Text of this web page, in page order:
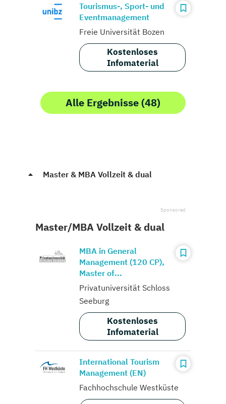
Tourismus-, Sport- und
Eventmanagement
Freie Universität Bozen
Kostenloses
Infomaterial
Alle Ergebnisse (48)
Master & MBA Vollzeit & dual
Master/MBA Vollzeit & dual
MBA in General
Management (120 CP),
Master of...
Privatuniversität Schloss
Seeburg
Kostenloses
Infomaterial
International Tourism
Management (EN)
Fachhochschule Westküste